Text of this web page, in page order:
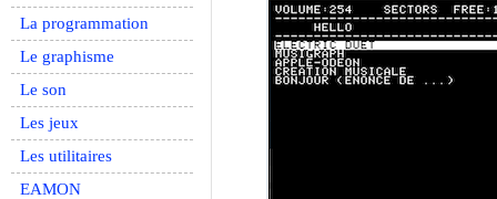
La programmation
Le graphisme
Le son
Les jeux
Les utilitaires
EAMON